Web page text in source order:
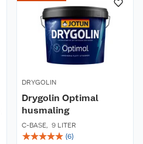
DRYGOLIN
Drygolin Optimal
husmaling
C-BASE, 9 LITER
☆☆☆☆☆ (6)